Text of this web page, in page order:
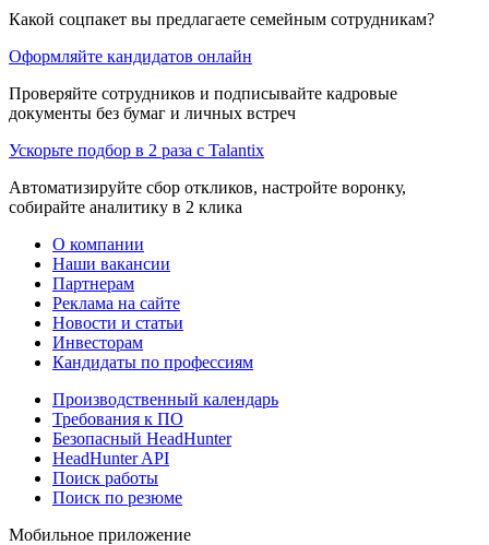
Какой соцпакет вы предлагаете семейным сотрудникам?
Оформляйте кандидатов онлайн
Проверяйте сотрудников и подписывайте кадровые
документы без бумаг и личных встреч
Ускорьте подбор в 2 раза с Talantix
Автоматизируйте сбор откликов, настройте воронку,
собирайте аналитику в 2 клика
О компании
Наши вакансии
Партнерам
Реклама на сайте
Новости и статьи
Инвесторам
Кандидаты по профессиям
Производственный календарь
Требования к ПО
Безопасный HeadHunter
HeadHunter API
Поиск работы
Поиск по резюме
Мобильное приложение